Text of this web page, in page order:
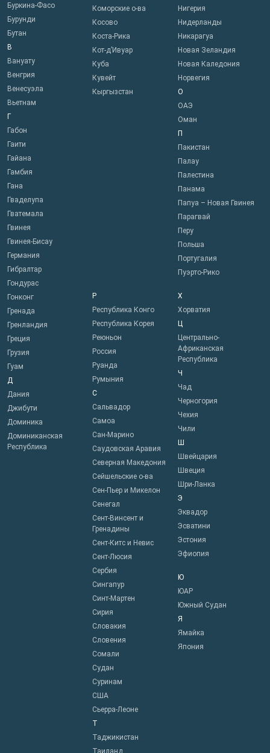
Буркина-Фасо
Бурунди
Бутан
В
Вануату
Венгрия
Венесуэла
Вьетнам
Г
Габон
Гаити
Гайана
Гамбия
Гана
Гваделупа
Гватемала
Гвинея
Гвинея-Бисау
Германия
Гибралтар
Гондурас
Гонконг
Гренада
Гренландия
Греция
Грузия
Гуам
Д
Дания
Джибути
Доминика
Доминиканская
Республика
Коморские о-ва
Косово
Коста-Рика
Кот-д’Ивуар
Куба
Кувейт
Кыргызстан
Нигерия
Нидерланды
Никарагуа
Новая Зеландия
Новая Каледония
Норвегия
О
ОАЭ
Оман
П
Пакистан
Палау
Палестина
Панама
Папуа – Новая Гвинея
Парагвай
Перу
Польша
Португалия
Пуэрто-Рико
Р
Республика Конго
Республика Корея
Реюньон
Россия
Руанда
Румыния
С
Сальвадор
Самоа
Сан-Марино
Саудовская Аравия
Северная Македония
Сейшельские о-ва
Сен-Пьер и Микелон
Сенегал
Сент-Винсент и
Гренадины
Сент-Китс и Невис
Сент-Люсия
Сербия
Сингапур
Синт-Мартен
Сирия
Словакия
Словения
Сомали
Судан
Суринам
США
Сьерра-Леоне
Т
Таджикистан
Таиланд
Х
Хорватия
Ц
Центрально-
Африканская
Республика
Ч
Чад
Черногория
Чехия
Чили
Ш
Швейцария
Швеция
Шри-Ланка
Э
Эквадор
Эсватини
Эстония
Эфиопия
Ю
ЮАР
Южный Судан
Я
Ямайка
Япония